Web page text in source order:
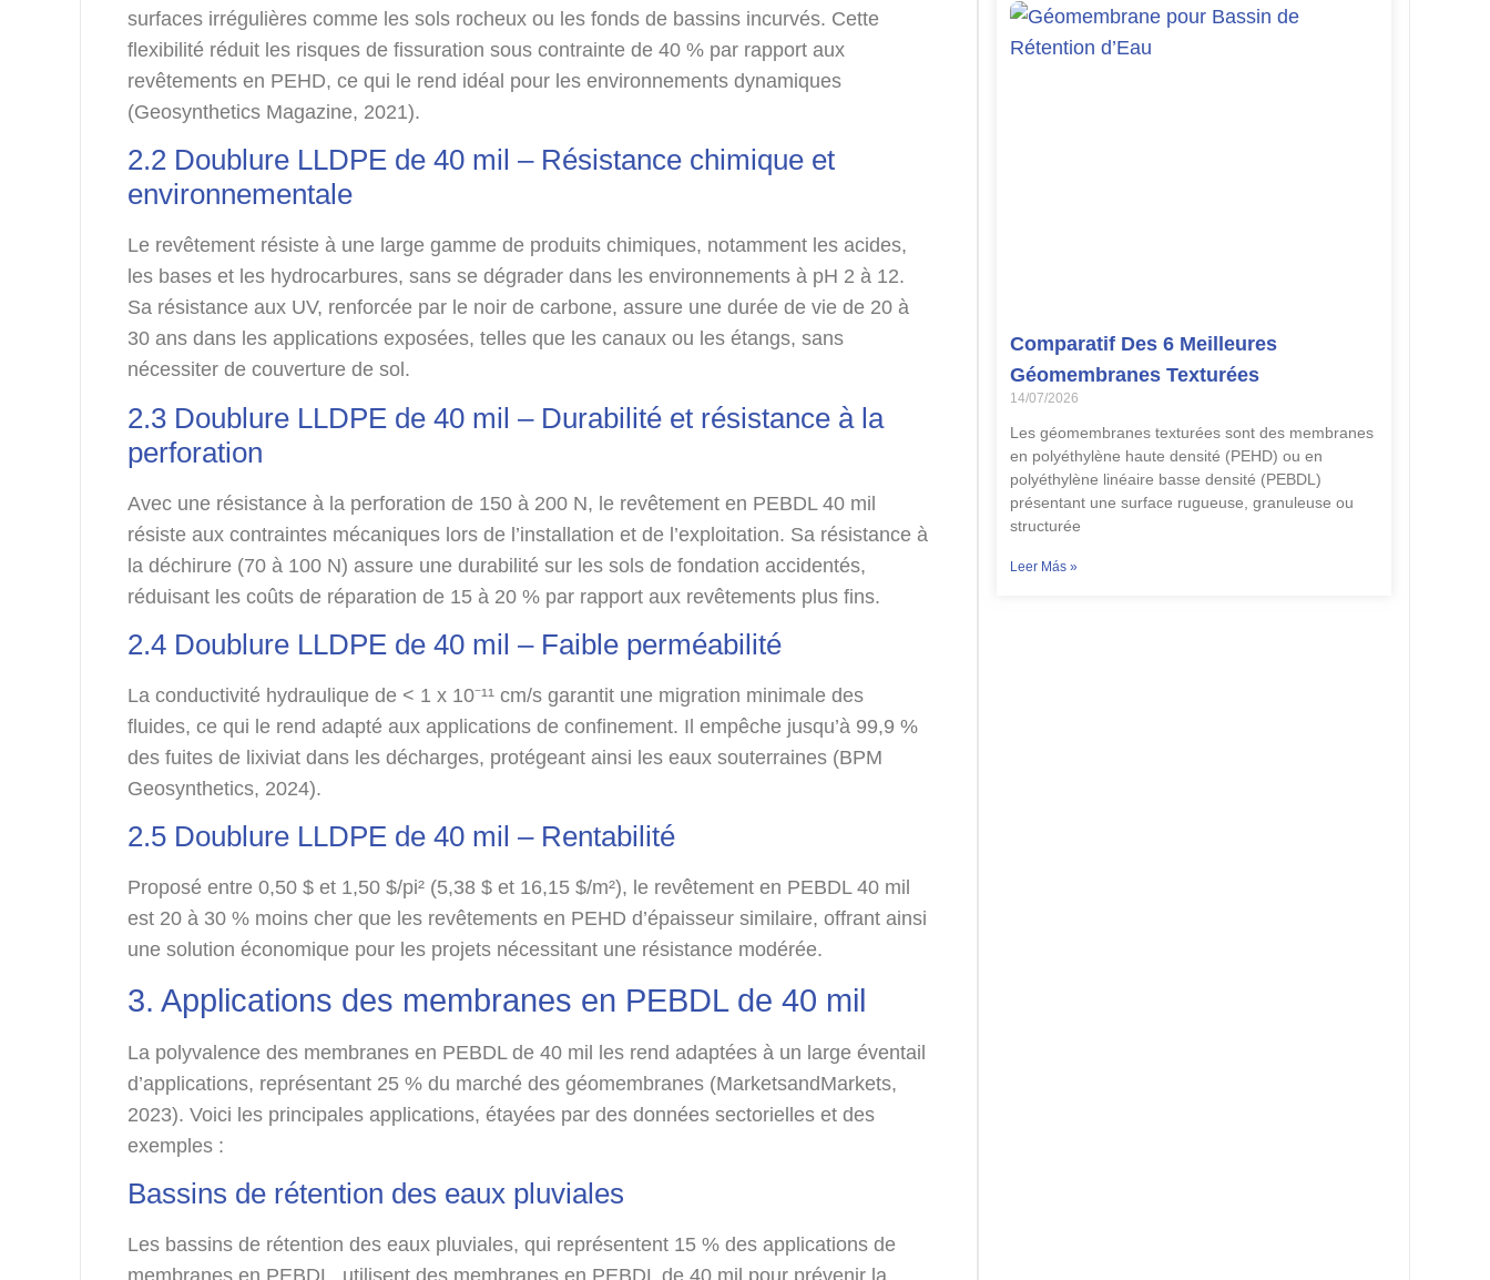
surfaces irrégulières comme les sols rocheux ou les fonds de bassins incurvés. Cette
flexibilité réduit les risques de fissuration sous contrainte de 40 % par rapport aux
revêtements en PEHD, ce qui le rend idéal pour les environnements dynamiques
(Geosynthetics Magazine, 2021).
2.2 Doublure LLDPE de 40 mil – Résistance chimique et
environnementale
Le revêtement résiste à une large gamme de produits chimiques, notamment les acides,
les bases et les hydrocarbures, sans se dégrader dans les environnements à pH 2 à 12.
Sa résistance aux UV, renforcée par le noir de carbone, assure une durée de vie de 20 à
30 ans dans les applications exposées, telles que les canaux ou les étangs, sans
nécessiter de couverture de sol.
2.3 Doublure LLDPE de 40 mil – Durabilité et résistance à la
perforation
Avec une résistance à la perforation de 150 à 200 N, le revêtement en PEBDL 40 mil
résiste aux contraintes mécaniques lors de l’installation et de l’exploitation. Sa résistance à
la déchirure (70 à 100 N) assure une durabilité sur les sols de fondation accidentés,
réduisant les coûts de réparation de 15 à 20 % par rapport aux revêtements plus fins.
2.4 Doublure LLDPE de 40 mil – Faible perméabilité
La conductivité hydraulique de < 1 x 10⁻¹¹ cm/s garantit une migration minimale des
fluides, ce qui le rend adapté aux applications de confinement. Il empêche jusqu’à 99,9 %
des fuites de lixiviat dans les décharges, protégeant ainsi les eaux souterraines (BPM
Geosynthetics, 2024).
2.5 Doublure LLDPE de 40 mil – Rentabilité
Proposé entre 0,50 $ et 1,50 $/pi² (5,38 $ et 16,15 $/m²), le revêtement en PEBDL 40 mil
est 20 à 30 % moins cher que les revêtements en PEHD d’épaisseur similaire, offrant ainsi
une solution économique pour les projets nécessitant une résistance modérée.
3. Applications des membranes en PEBDL de 40 mil
La polyvalence des membranes en PEBDL de 40 mil les rend adaptées à un large éventail
d’applications, représentant 25 % du marché des géomembranes (MarketsandMarkets,
2023). Voici les principales applications, étayées par des données sectorielles et des
exemples :
Bassins de rétention des eaux pluviales
Les bassins de rétention des eaux pluviales, qui représentent 15 % des applications de
Comparatif Des 6 Meilleures
Géomembranes Texturées
14/07/2026
Les géomembranes texturées sont des membranes
en polyéthylène haute densité (PEHD) ou en
polyéthylène linéaire basse densité (PEBDL)
présentant une surface rugueuse, granuleuse ou
structurée
Leer Más »